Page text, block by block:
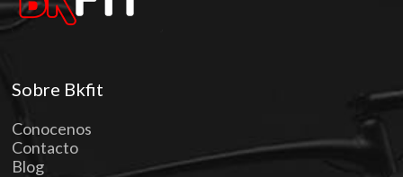
Sobre Bkfit
Conocenos
Contacto
Blog